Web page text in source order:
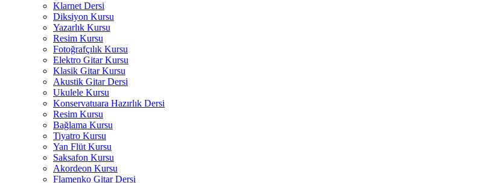
Klarnet Dersi
Diksiyon Kursu
Yazarlık Kursu
Resim Kursu
Fotoğrafçılık Kursu
Elektro Gitar Kursu
Klasik Gitar Kursu
Akustik Gitar Dersi
Ukulele Kursu
Konservatuara Hazırlık Dersi
Resim Kursu
Bağlama Kursu
Tiyatro Kursu
Yan Flüt Kursu
Saksafon Kursu
Akordeon Kursu
Flamenko Gitar Dersi